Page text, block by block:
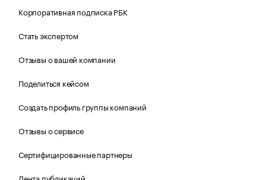
Корпоративная подписка РБК
Стать экспертом
Отзывы о вашей компании
Поделиться кейсом
Создать профиль группы компаний
Отзывы о сервисе
Сертифицированные партнеры